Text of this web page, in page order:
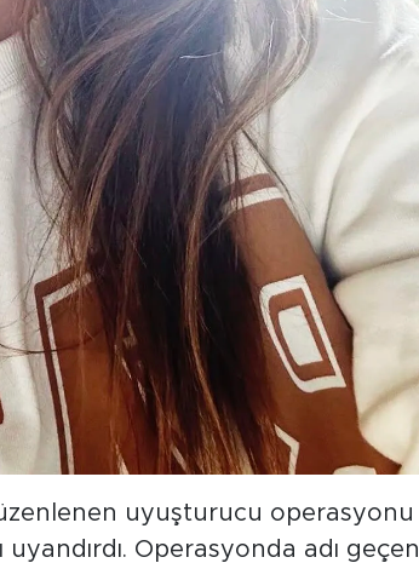
uyuşturucu operasyonu
Operasyonda adı geçen